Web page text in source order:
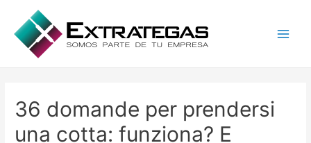
36 domande per prendersi
una cotta: funziona? E